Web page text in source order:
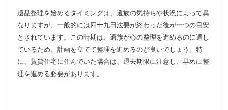
遺品整理を始めるタイミングは、遺族の気持ちや状況によって異
なりますが、一般的には四十九日法要が終わった後が一つの目安
とされています。この時期は、遺族が心の整理を進めるのに適し
ているため、計画を立てて整理を進めるのが良いでしょう。特
に、賃貸住宅に住んでいた場合は、退去期限に注意し、早めに整
理を進める必要があります。